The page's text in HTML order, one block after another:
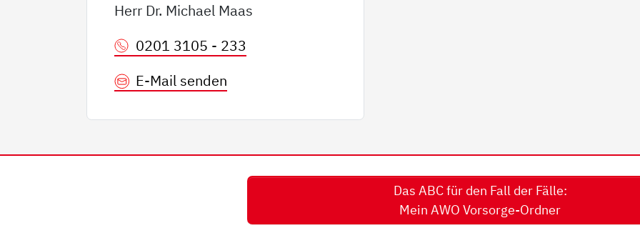
Herr Dr. Michael Maas
0201 3105 - 233
E-Mail senden
Das ABC für den Fall der Fälle:
Mein AWO Vorsorge-Ordner